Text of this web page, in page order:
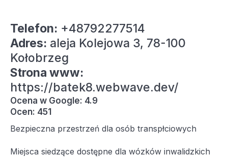
Telefon: +48792277514
Adres: aleja Kolejowa 3, 78-100
Kołobrzeg
Strona www:
https://batek8.webwave.dev/
Ocena w Google: 4.9
Ocen: 451
Bezpieczna przestrzeń dla osób transpłciowych
Miejsca siedzące dostępne dla wózków inwalidzkich